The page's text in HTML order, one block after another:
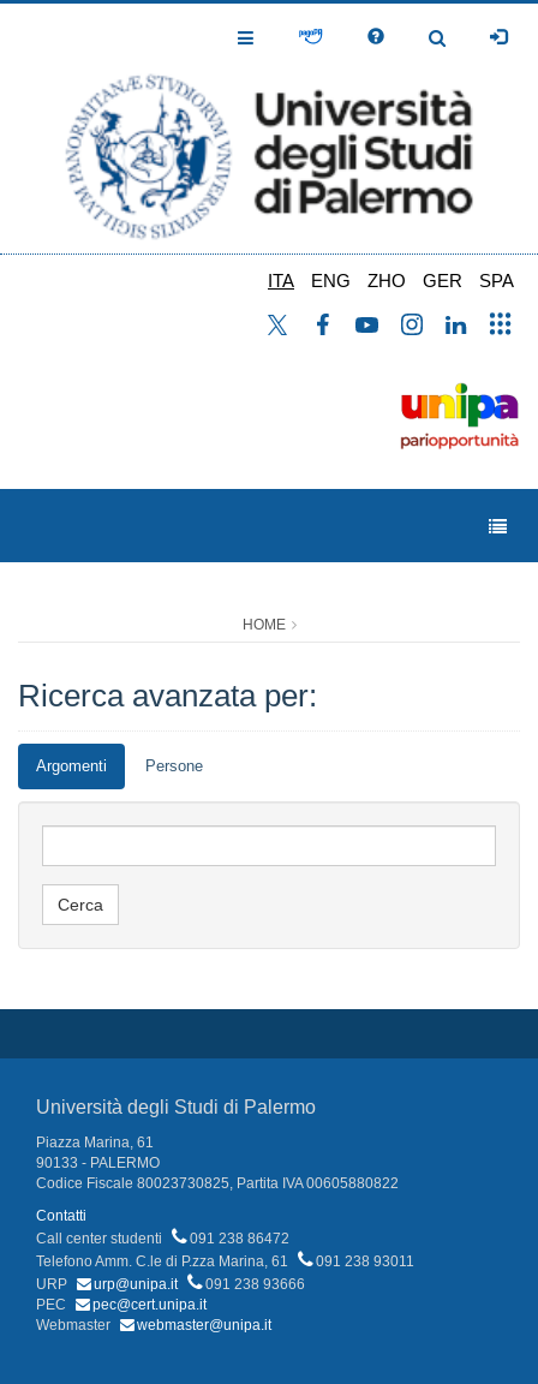
Toggle
Toggle
ITA ENG ZHO GER SPA
HOME
Ricerca avanzata per:
Argomenti Persone
Università degli Studi di Palermo
Piazza Marina, 61
90133 - PALERMO
Codice Fiscale 80023730825, Partita IVA 00605880822
Contatti
Call center studenti
091 238 86472
Telefono Amm. C.le di P.zza Marina, 61
091 238 93011
URP
urp@unipa.it
091 238 93666
PEC
pec@cert.unipa.it
Webmaster
webmaster@unipa.it